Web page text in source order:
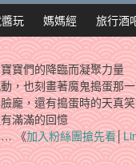
玩 媽媽經 旅行酒
寶們的降臨而凝聚力量
，也刻畫著魔鬼搗蛋那
龐，還有搗蛋時的天真
滿滿的回憶
… 《加入粉絲團搶先看│